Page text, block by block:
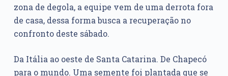
zona de degola, a equipe vem de uma derrota fora
de casa, dessa forma busca a recuperação no
confronto deste sábado.
Da Itália ao oeste de Santa Catarina. De Chapecó
para o mundo. Uma semente foi plantada que se